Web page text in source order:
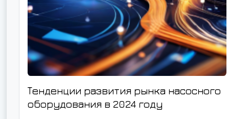
Тенденции развития рынка насосного
оборудования в 2024 году